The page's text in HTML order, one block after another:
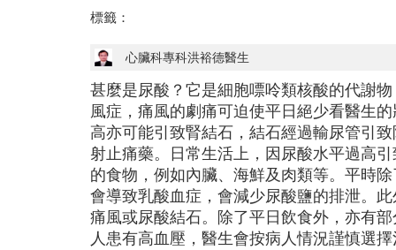
標籤：
心臟科專科洪裕德醫生
甚麼是尿酸？它是細胞嘌呤類核酸的代謝
風症，痛風的劇痛可迫使平日絕少看醫生
高亦可能引致腎結石，結石經過輸尿管引
射止痛藥。日常生活上，因尿酸水平過高
的食物，例如內臟、海鮮及肉類等。平時
會導致乳酸血症，會減少尿酸鹽的排泄。
痛風或尿酸結石。除了平日飲食外，亦有
人患有高血壓，醫生會按病人情況謹慎選